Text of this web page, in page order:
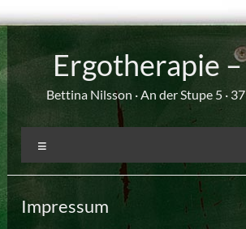
springen Ergotherapie
Bettina Nilsson · An der Stupe 5 ·
Impressum